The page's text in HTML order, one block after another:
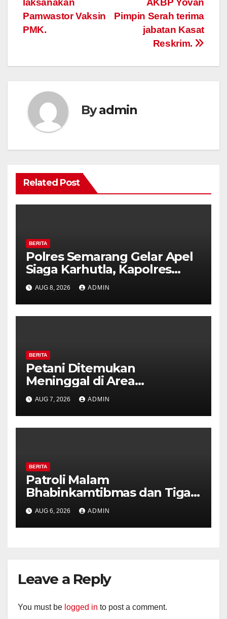
navigation
AKBP Yovan
Pimpin Serah terima
jabatan Kasat
Reskrim.
laksanakan
Pamwastor Vaksin
PMK.
Byadmin
Related Post
BERITA
Polres Semarang Gelar Apel
Siaga Karhutla, Kapolres
Tekankan Sinergi dan
Kesiapsiagaan Hadapi Musim
Kemarau.
AUG 8, 2026 ADMIN
BERITA
Petani Ditemukan
Meninggal di Area
Persawahan Kalibeji, Polisi
Pastikan Tidak Ada Tanda
Kekerasan
AUG 7, 2026 ADMIN
BERITA
Patroli Malam
Bhabinkamtibmas dan Tiga
Pilar Kelurahan Ungaran
Perkuat Kamtibmas, Warga
Diajak Aktifkan Ronda
AUG 6, 2026 ADMIN
Leave a Reply
You must be logged in to post a comment.